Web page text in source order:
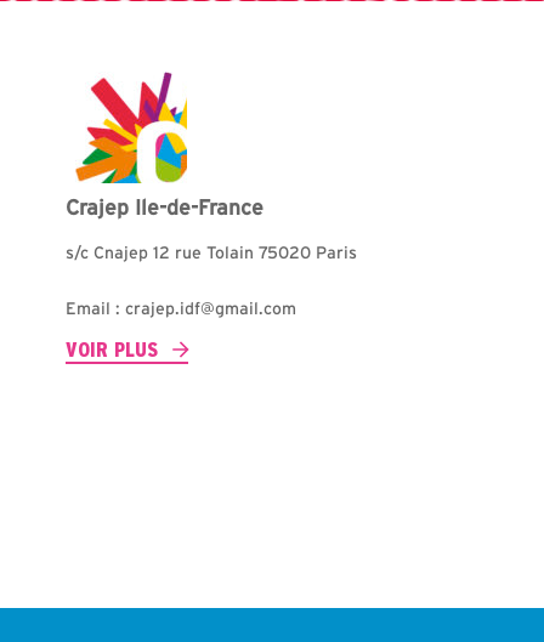
Crajep Ile-de-France
s/c Cnajep 12 rue Tolain 75020 Paris
Email : crajep.idf@gmail.com
VOIR PLUS